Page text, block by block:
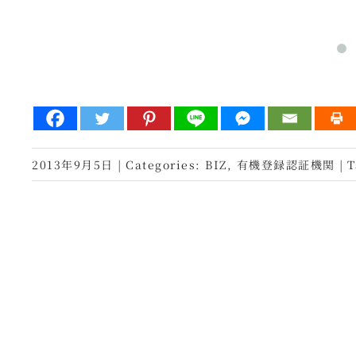
2013年9月5日 | Categories:BIZ, 有機登録認証機関 |